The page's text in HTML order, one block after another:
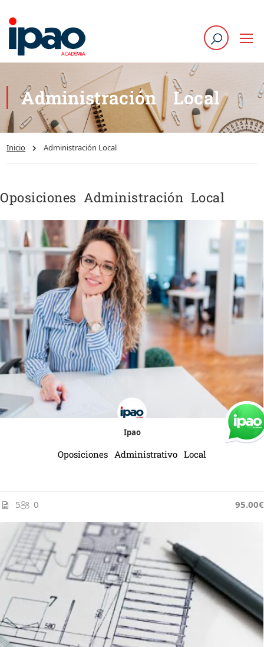
Administración Local
Inicio Administración Local
Oposiciones Administración Local
Ipao
Oposiciones Administrativo Local
5 0 95.00€